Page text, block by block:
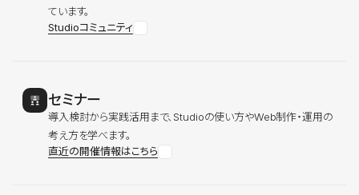
ています。
Studioコミュニティ
セミナー
導入検討から実践活用まで、Studioの使い方やWeb制作・運用の
考え方を学べます。
直近の開催情報はこちら